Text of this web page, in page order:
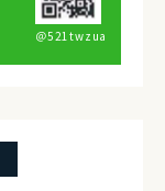
＠521twzua